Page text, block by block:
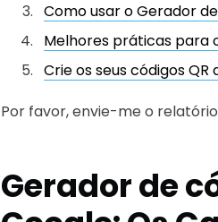
Como usar o Gerador de
Melhores práticas para
Crie os seus códigos QR
Por favor, envie-me o
Gerador de